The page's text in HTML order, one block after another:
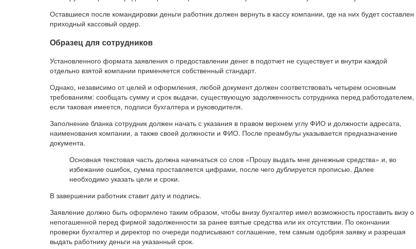
Оставшиеся после командировки деньги работник должен вернуть в кассу компании, где на них будет составлен
приходный кассовый ордер.
Образец для сотрудников
Установленного формата заявления о предоставлении денег в подотчет не существует и внутри каждой
отдельно взятой компании применяется собственный стандарт.
Однако, независимо от целей и оформления, любой документ должен соответствовать четырем основным
требованиям: сообщать сумму и срок выдачи, существующую задолженность сотрудника перед работодателем,
если таковая имеется, подписи бухгалтера и руководителя.
Заполнение бланка сотрудник должен начать с указания в правом верхнем углу ФИО и должности адресата,
наименования компании, а также своей должности и ФИО. После преамбулы указывается предназначение
документа.
Основная текстовая часть должна начинаться со слов «Прошу выдать мне денежные средства» и, во
избежание ошибок, сумма проставляется цифрами, после чего дублируется прописью. Далее
необходимо указать цели и сроки.
В завершении работник ставит дату и подпись.
Заявление должно быть оформлено таким образом, чтобы внизу бухгалтер имел возможность проставить визу о
непогашенной перед фирмой задолженности за ранее взятые средства или их отсутствии. По окончании
проверки бухгалтер и директор по очереди подписывают соглашение, тем самым одобряя заявку и разрешая
выдать работнику деньги на указанный срок.